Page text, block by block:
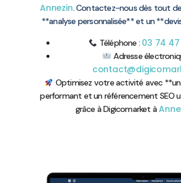
Annezin. Contactez-nous dès tout
**analyse personnalisée** et un
Téléphone : 03 74
Adresse
Optimisez votre activité avec
performant et un référencement SEO
grâce à Digicomarket à